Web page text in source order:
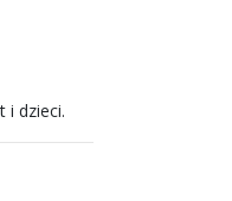
i dzieci.